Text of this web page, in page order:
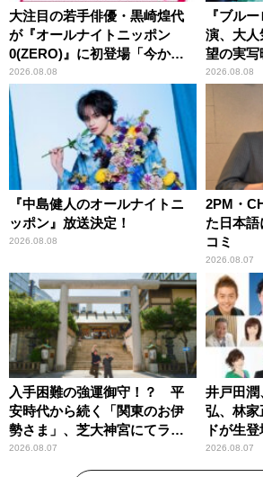
大注目の若手俳優・黒崎煌代
が『オールナイトニッポン
0(ZERO)』に初登場「今から
とてもワクワクしておりま
す！」
2026.08.08
『ブル
演、大人
望の実写
2026.08.08
『中島健人のオールナイトニ
ッポン』放送決定！
2026.08.08
2PM・
た日本語
コミ
2026.08.07
入手困難の強運御守！？ 平
安時代から続く「関東のお伊
勢さま」、芝大神宮にてラン
パンプスが合格祈願！
2026.08.07
井戸田潤
弘、林家
ドが生
ー昼ズ』
2026.08.07